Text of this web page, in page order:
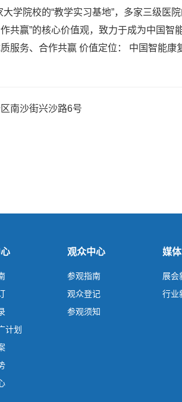
学院校的“教学实习基地”，多家三级医
共赢”的核心价值观，致力于成为中国
服务、合作共赢 价值定位： 中国智能
南沙街兴沙路6号
计划
观众中心
参观指南
观众登记
参观须知
媒
展会
行业